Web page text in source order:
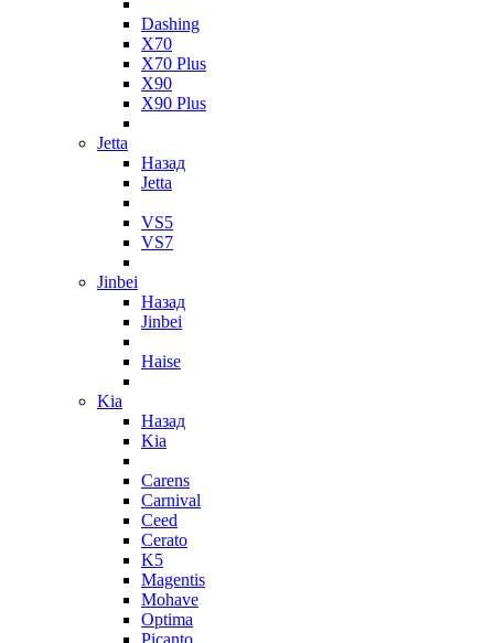
Dashing
X70
X70 Plus
X90
X90 Plus
Jetta
Назад
Jetta
VS5
VS7
Jinbei
Назад
Jinbei
Haise
Kia
Назад
Kia
Carens
Carnival
Ceed
Cerato
K5
Magentis
Mohave
Optima
Picanto